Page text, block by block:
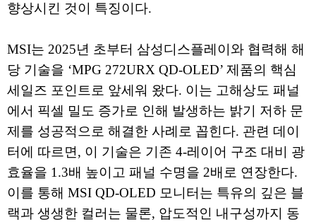
향상시킨 것이 특징이다.
MSI는 2025년 초부터 삼성디스플레이와 협력해 해
당 기술을 ‘MPG 272URX QD-OLED’ 제품의 핵심
세일즈 포인트로 앞세워 왔다. 이는 고해상도 패널
에서 픽셀 밀도 증가로 인해 발생하는 밝기 저하 문
제를 성공적으로 해결한 사례로 꼽힌다. 관련 데이
터에 따르면, 이 기술은 기존 4-레이어 구조 대비 광
효율을 1.3배 높이고 패널 수명을 2배로 연장한다.
이를 통해 MSI QD-OLED 모니터는 특유의 깊은 블
랙과 생생한 컬러는 물론, 압도적인 내구성까지 동